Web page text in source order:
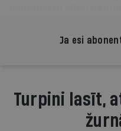
Ja esi
Turpini lasīt,